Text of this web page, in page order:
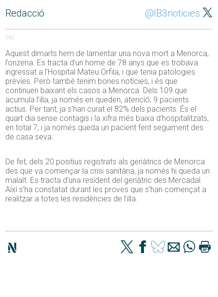
Redacció @IB3noticies
165
Aquest dimarts hem de lamentar una nova mort a Menorca,
l’onzena. Es tracta d’un home de 78 anys que es trobava
ingressat a l’Hospital Mateu Orfila, i que tenia patologies
prèvies. Però també tenim bones notícies, i és que
continuen baixant els casos a Menorca. Dels 109 que
acumula l’illa, ja només en queden, atenció, 9 pacients
actius. Per tant, ja s’han curat el 82% dels pacients. És el
quart dia sense contagis i la xifra més baixa d’hospitalitzats,
en total 7, i ja només queda un pacient fent seguiment des
de casa seva.
De fet, dels 20 positius registrats als geriàtrics de Menorca
des que va començar la crisi sanitària, ja només hi queda un
malalt. Es tracta d’una resident del geriàtric des Mercadal.
Així s’ha constatat durant les proves que s’han començat a
realitzar a totes les residències de l’illa.